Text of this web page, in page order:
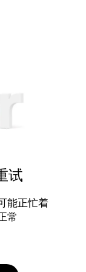
试
能正忙着
常